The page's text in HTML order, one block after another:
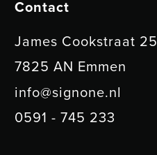
Contact
James Cookstraat 25
7825 AN Emmen
info@signone.nl
0591 - 745 233